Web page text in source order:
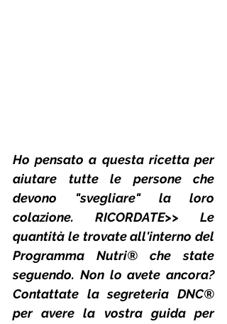
Ho pensato a questa ricetta per
aiutare tutte le persone che
devono "svegliare" la loro
colazione. RICORDATE>> Le
quantità le trovate all'interno del
Programma Nutri® che state
seguendo. Non lo avete ancora?
Contattate la segreteria DNC®
per avere la vostra guida per